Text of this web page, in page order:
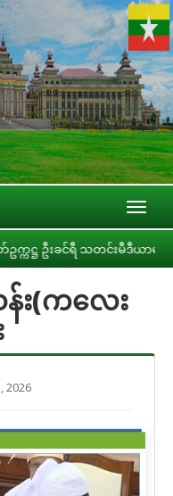
ခင်ရီ သတင်းမီဒီယာများနှင့် တွ
း(ကလေး
2026